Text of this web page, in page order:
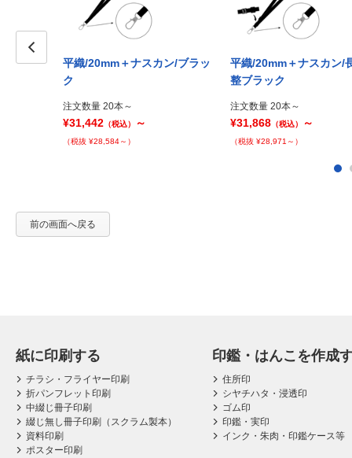
平織/20mm＋ナスカン/ブラッ
ク
注文数量 20本～
¥31,442 （税込） ～
（税抜 ¥28,584～）
平織/20mm＋ナスカン/
整ブラック
注文数量 20本～
¥31,868 （税込） ～
（税抜 ¥28,971～）
前の画面へ戻る
紙に印刷する
チラシ・フライヤー印刷
折パンフレット印刷
中綴じ冊子印刷
綴じ無し冊子印刷（スクラム製本）
資料印刷
ポスター印刷
印鑑・はんこを作成
住所印
シヤチハタ・浸透印
ゴム印
印鑑・実印
インク・朱肉・印鑑ケース等